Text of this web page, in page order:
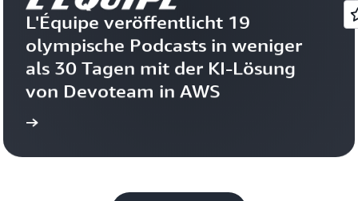
L'Équipe veröffentlicht 19
olympische Podcasts in weniger
als 30 Tagen mit der KI-Lösung
Weitere